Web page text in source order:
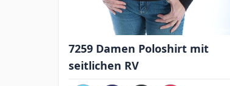
7259 Damen Poloshirt mit
seitlichen RV